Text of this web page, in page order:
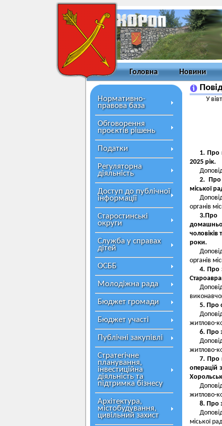
Головна Новини
Нормативно-
правова база
Обговорення
проєктів рішень
Податки
Регуляторна
діяльність
Доступ до публічної
інформації
Старостинські
округи
Служба у справах
дітей
ОСББ
Молодіжна рада
Бюджет громади
Бюджет участі
Публічні закупівлі
Стратегічне
планування,
інвестиційна
діяльність та
підтримка бізнесу
Архітектура,
містобудування,
цивільний захист
У
1. Про
2025 рік.
2. Про
міської
органів
3.Про
чоловіків
роки.
органів
4. Про
5. Про
житлово-
6. Про
житлово-
7. Про
операцій
житлово-
8. Про
міської